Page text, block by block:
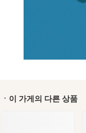
ㆍ이 가게의 다른 상품